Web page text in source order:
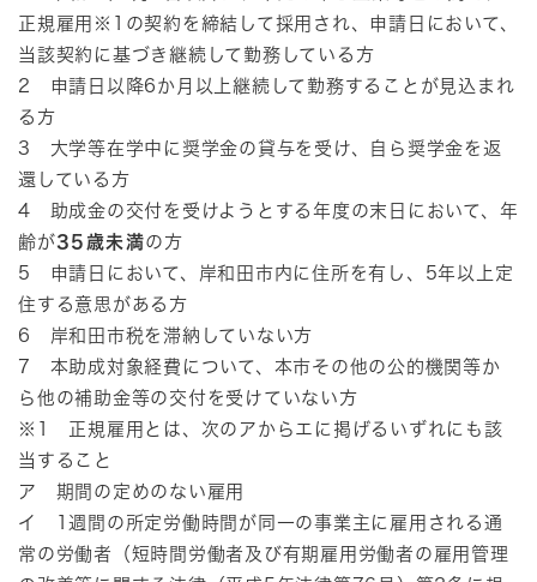
正規雇用※1の契約を締結して採用され、申請日において、
当該契約に基づき継続して勤務している方
2 申請日以降6か月以上継続して勤務することが見込まれ
る方
3 大学等在学中に奨学金の貸与を受け、自ら奨学金を返
還している方
4 助成金の交付を受けようとする年度の末日において、年
齢が35歳未満の方
5 申請日において、岸和田市内に住所を有し、5年以上定
住する意思がある方
6 岸和田市税を滞納していない方
7 本助成対象経費について、本市その他の公的機関等か
ら他の補助金等の交付を受けていない方
※1 正規雇用とは、次のアからエに掲げるいずれにも該
当すること
ア 期間の定めのない雇用
イ 1週間の所定労働時間が同一の事業主に雇用される通
常の労働者（短時間労働者及び有期雇用労働者の雇用管理